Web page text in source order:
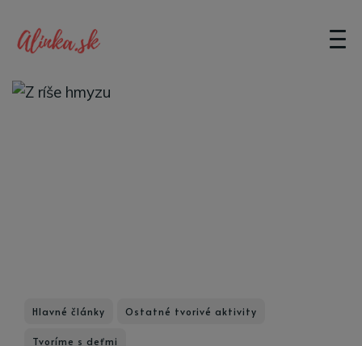
Hlavné články Ostatné tvorivé aktivity
Tvoríme s deťmi